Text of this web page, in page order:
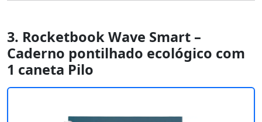
3. Rocketbook Wave Smart –
Caderno pontilhado ecológico com
1 caneta Pilo